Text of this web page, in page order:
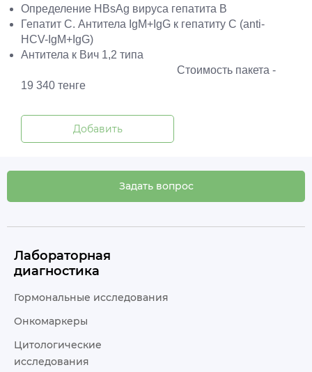
Определение HBsAg вируса гепатита B
Гепатит С. Антитела IgM+IgG к гепатиту С (anti-
HCV-IgM+IgG)
Антитела к Вич 1,2 типа
Стоимость пакета -
19 340 тенге
Добавить
Задать вопрос
Лабораторная
диагностика
Гормональные исследования
Онкомаркеры
Цитологические
исследования